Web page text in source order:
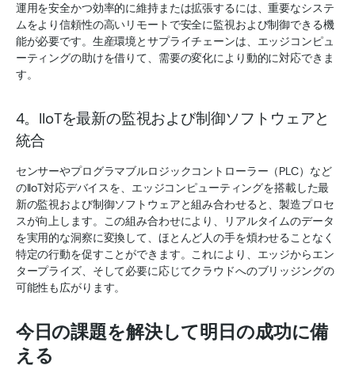
運用を安全かつ効率的に維持または拡張するには、重要なシステ
ムをより信頼性の高いリモートで安全に監視および制御できる機
能が必要です。生産環境とサプライチェーンは、エッジコンピュ
ーティングの助けを借りて、需要の変化により動的に対応できま
す。
4。IIoTを最新の監視および制御ソフトウェアと
統合
センサーやプログラマブルロジックコントローラー（PLC）など
のIIoT対応デバイスを、エッジコンピューティングを搭載した最
新の監視および制御ソフトウェアと組み合わせると、製造プロセ
スが向上します。この組み合わせにより、リアルタイムのデータ
を実用的な洞察に変換して、ほとんど人の手を煩わせることなく
特定の行動を促すことができます。これにより、エッジからエン
タープライズ、そして必要に応じてクラウドへのブリッジングの
可能性も広がります。
今日の課題を解決して明日の成功に備
える